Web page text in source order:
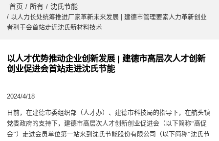
首页 / 所有 / 沈氏节能
/ 以人力长处统筹推进厂家革新未来发展 | 建德市管理要素人力革新创业
者利于会首站走近沈氏新材料技术
以人才优势推动企业创新发展 | 建德市高层次人才创新
创业促进会首站走进沈氏节能
2024/4/18
日前，在建德市委组织部（人才办）、 建德市科技局的指导下，在航头镇
党委政府的支持下， 建德市高层次人才创新创业促进会 （以下简称“高促
会”）走进会员单位第一站来到沈氏节能股份有限公司 （以下简称“沈氏节